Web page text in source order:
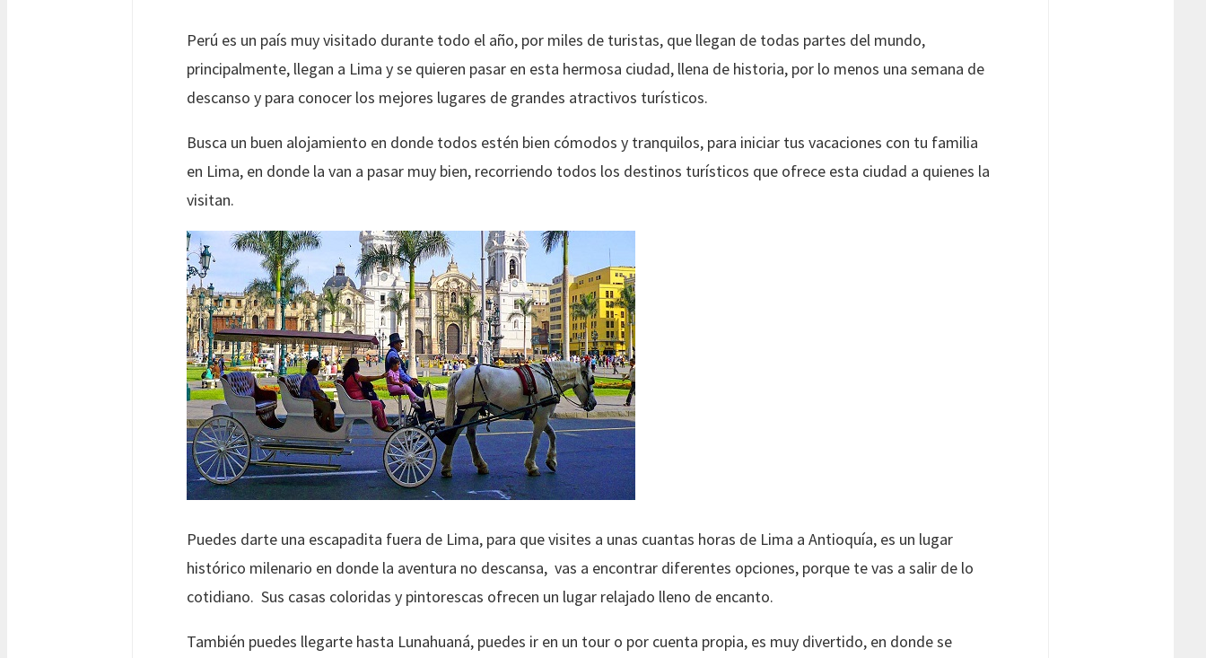
Perú es un país muy visitado durante todo el año, por miles de turistas, que llegan de todas partes del mundo,
principalmente, llegan a Lima y se quieren pasar en esta hermosa ciudad, llena de historia, por lo menos una semana de
descanso y para conocer los mejores lugares de grandes atractivos turísticos.
Busca un buen alojamiento en donde todos estén bien cómodos y tranquilos, para iniciar tus vacaciones con tu familia
en Lima, en donde la van a pasar muy bien, recorriendo todos los destinos turísticos que ofrece esta ciudad a quienes la
visitan.
Puedes darte una escapadita fuera de Lima, para que visites a unas cuantas horas de Lima a Antioquía, es un lugar
histórico milenario en donde la aventura no descansa, vas a encontrar diferentes opciones, porque te vas a salir de lo
cotidiano. Sus casas coloridas y pintorescas ofrecen un lugar relajado lleno de encanto.
También puedes llegarte hasta Lunahuaná, puedes ir en un tour o por cuenta propia, es muy divertido, en donde se